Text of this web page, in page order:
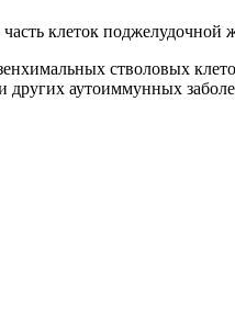
клеток
стволовых
аутоиммунных